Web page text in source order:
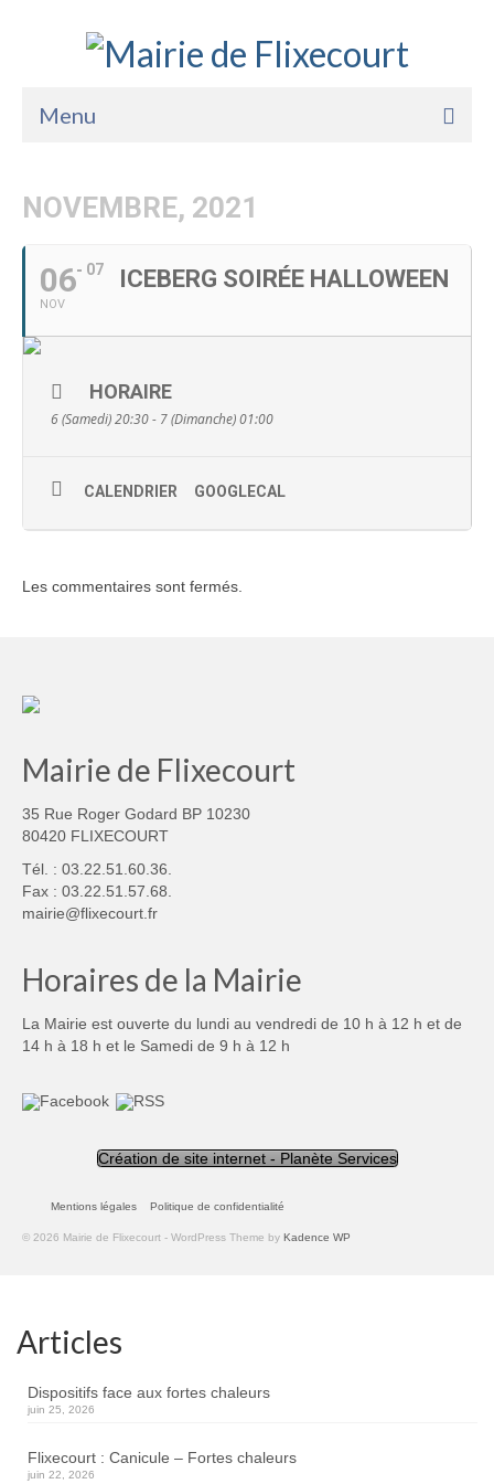
Menu
La Mairie
Vie Pratique
Services
Sports Loisirs et Culture
NOVEMBRE, 2021
06
NOV
07 ICEBERG SOIRÉE HALLOWEEN
HORAIRE
6 (Samedi) 20:30 - 7 (Dimanche) 01:00
CALENDRIER GOOGLECAL
Les commentaires sont fermés.
Mairie de Flixecourt
35 Rue Roger Godard BP 10230
80420 FLIXECOURT
Tél. : 03.22.51.60.36.
Fax : 03.22.51.57.68.
mairie@flixecourt.fr
Horaires de la Mairie
La Mairie est ouverte du lundi au vendredi de 10 h à 12 h et de
14 h à 18 h et le Samedi de 9 h à 12 h
Création de site internet - Planète Services
Mentions légales Politique de confidentialité
© 2026 Mairie de Flixecourt - WordPress Theme by Kadence WP
Articles
Dispositifs face aux fortes chaleurs
juin 25, 2026
Flixecourt : Canicule – Fortes chaleurs
juin 22, 2026